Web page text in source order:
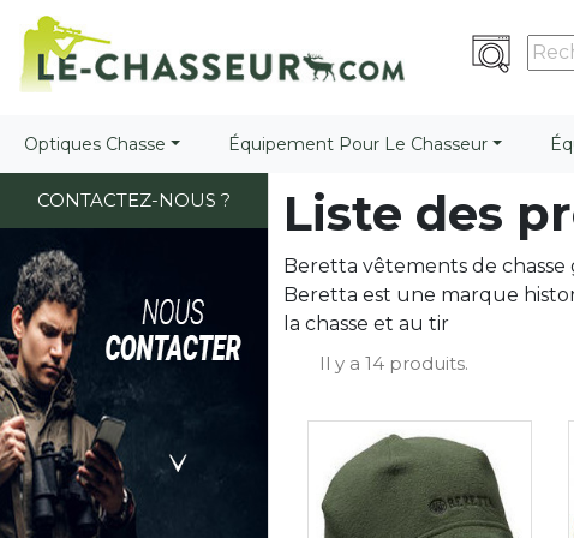
Optiques Chasse Équipement Pour Le Chasseur
CONTACTEZ-NOUS ? Liste des
Beretta vêtements de chasse
Beretta est une marque
la chasse et au tir
Il y a 14 produits.